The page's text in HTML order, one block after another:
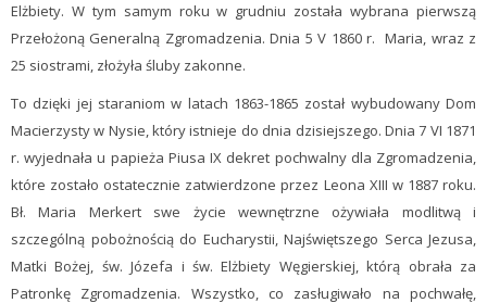
Elżbiety. W tym samym roku w grudniu została wybrana pierwszą
Przełożoną Generalną Zgromadzenia. Dnia 5 V 1860 r. Maria, wraz z
25 siostrami, złożyła śluby zakonne.
To dzięki jej staraniom w latach 1863-1865 został wybudowany Dom
Macierzysty w Nysie, który istnieje do dnia dzisiejszego. Dnia 7 VI 1871
r. wyjednała u papieża Piusa IX dekret pochwalny dla Zgromadzenia,
które zostało ostatecznie zatwierdzone przez Leona XIII w 1887 roku.
Bł. Maria Merkert swe życie wewnętrzne ożywiała modlitwą i
szczególną pobożnością do Eucharystii, Najświętszego Serca Jezusa,
Matki Bożej, św. Józefa i św. Elżbiety Węgierskiej, którą obrała za
Patronkę Zgromadzenia. Wszystko, co zasługiwało na pochwałę,